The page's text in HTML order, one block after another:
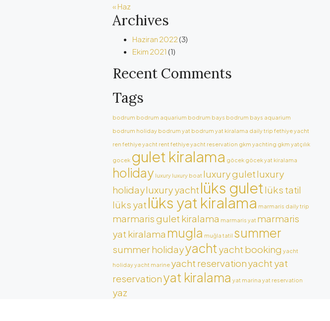
« Haz
Archives
Haziran 2022 (3)
Ekim 2021 (1)
Recent Comments
Tags
bodrum bodrum aquarium bodrum bays bodrum bays aquarium
bodrum holiday bodrum yat bodrum yat kiralama daily trip fethiye yacht
ren fethiye yacht rent fethiye yacht reservation gkm yachting gkm yatçılık
gocek gulet kiralama göcek göcek yat kiralama
holiday luxury luxury boat luxury guletluxury
holidayluxury yacht lüks guletlüks tatil
lüks yat lüks yat kiralama marmaris daily trip
marmaris gulet kiralama marmaris yat marmaris
yat kiralama mugla muğla tatil summer
summer holidayyacht yacht booking yacht
holidayyacht marine yacht reservationyacht yat
reservationyat kiralama yat marina yat reservation
yaz